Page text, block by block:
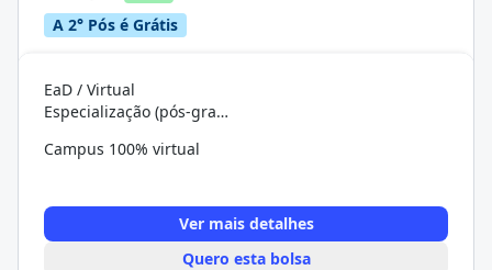
A 2° Pós é Grátis
EaD / Virtual
Especialização (pós-graduação)
Campus 100% virtual
Ver mais detalhes
Quero esta bolsa